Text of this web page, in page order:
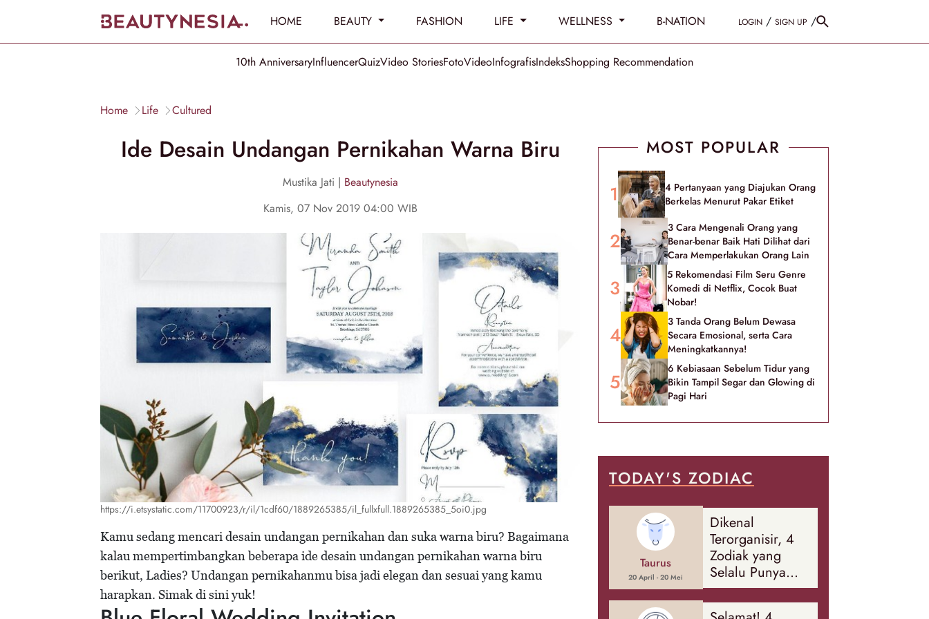
HOME BEAUTY FASHION LIFE WELLNESS B-NATION LOGIN / SIGN UP /
10th AnniversaryInfluencerQuizVideo StoriesFotoVideoInfografisIndeksShopping Recommendation
Home Life Cultured
Ide Desain Undangan Pernikahan Warna Biru
Mustika Jati | Beautynesia
Kamis, 07 Nov 2019 04:00 WIB
https://i.etsystatic.com/11700923/r/il/1cdf60/1889265385/il_fullxfull.1889265385_5oi0.jpg
Kamu sedang mencari desain undangan pernikahan dan suka warna biru? Bagaimana
kalau mempertimbangkan beberapa ide desain undangan pernikahan warna biru
berikut, Ladies? Undangan pernikahanmu bisa jadi elegan dan sesuai yang kamu
harapkan. Simak di sini yuk!
MOST POPULAR
4 Pertanyaan yang Diajukan Orang
Berkelas Menurut Pakar Etiket
3 Cara Mengenali Orang yang
Benar-benar Baik Hati Dilihat dari
Cara Memperlakukan Orang Lain
5 Rekomendasi Film Seru Genre
Komedi di Netflix, Cocok Buat
Nobar!
3 Tanda Orang Belum Dewasa
Secara Emosional, serta Cara
Meningkatkannya!
6 Kebiasaan Sebelum Tidur yang
Bikin Tampil Segar dan Glowing di
Pagi Hari
TODAY'S ZODIAC
Taurus
20 April - 20 Mei
Dikenal
Terorganisir, 4
Zodiak yang
Selalu Punya
Rencana
Cadangan Soal